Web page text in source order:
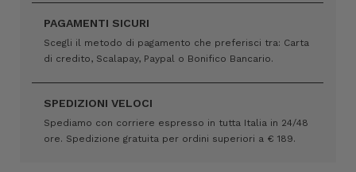
PAGAMENTI SICURI
Scegli il metodo di pagamento che preferisci tra: Carta
di credito, Scalapay, Paypal o Bonifico Bancario.
SPEDIZIONI VELOCI
Spediamo con corriere espresso in tutta Italia in 24/48
ore. Spedizione gratuita per ordini superiori a € 189.